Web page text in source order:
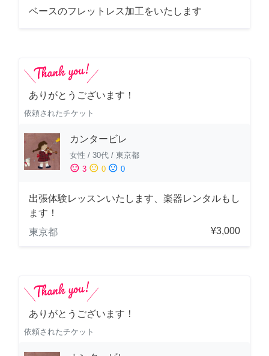
ベースのフレットレス加工をいたします
ありがとうございます！
依頼されたチケット
カンタービレ
女性 / 30代 / 東京都
sentiment_satisfied 3 sentiment_neutral 0 sentiment_dissatisfied 0
出張体験レッスンいたします、楽器レンタルもし
ます！
東京都
¥3,000
ありがとうございます！
依頼されたチケット